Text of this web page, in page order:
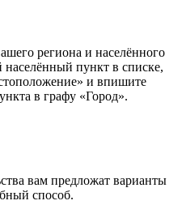
региона и населённого
пункт в списке,
и впишите
в графу «Город».
вам предложат варианты
способ.